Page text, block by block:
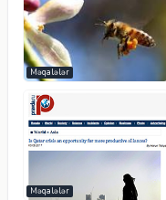
Məqalələr
Məqalələr